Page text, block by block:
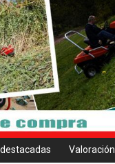
Valoración